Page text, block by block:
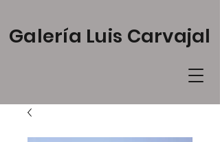
Galería Luis Carvajal